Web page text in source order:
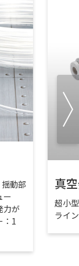
動部
ー
力が
：1
真
超小
ライ